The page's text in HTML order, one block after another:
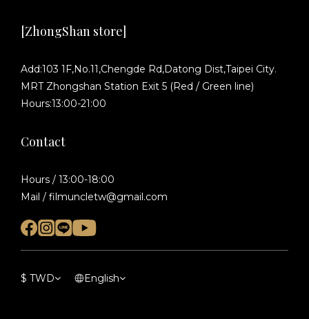
[ZhongShan store]
Add:103 1F,No.11,Chengde Rd,Datong Dist,Taipei City.
MRT Zhongshan Station Exit 5 (Red / Green line)
Hours:13:00-21:00
Contact
Hours / 13:00-18:00
Mail / filmuncletw@gmail.com
$ TWD English